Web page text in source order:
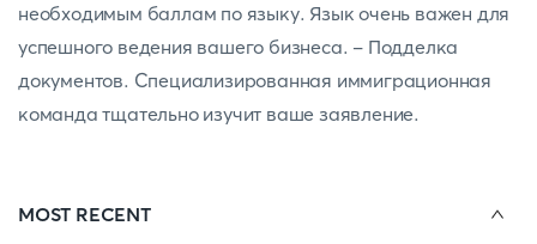
необходимым баллам по языку. Язык очень важен для
успешного ведения вашего бизнеса. - Подделка
документов. Специализированная иммиграционная
команда тщательно изучит ваше заявление.
MOST RECENT